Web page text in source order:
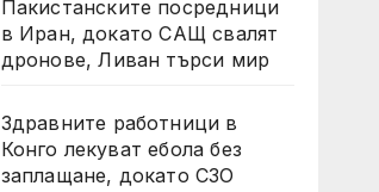
Пакистанските посредници
в Иран, докато САЩ свалят
дронове, Ливан търси мир
Здравните работници в
Конго лекуват ебола без
заплащане, докато СЗО